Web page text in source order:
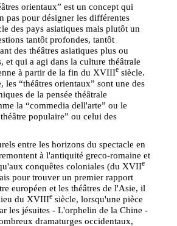
orientaux” est un concept qui
pas pour désigner les différentes
des pays asiatiques mais plutôt un
tantôt profondes, tantôt
des théâtres asiatiques plus ou
et qui a agi dans la culture théâtrale
à partir de la fin du XVIIIe siècle.
les “théâtres orientaux” sont une des
de la pensée théâtrale
la “commedia dell'arte” ou le
populaire” ou celui des
entre les horizons du spectacle en
à l'antiquité greco-romaine et
conquêtes coloniales (du XVIIe
pour trouver un premier rapport
européen et les théâtres de l'Asie, il
du XVIIIe siècle, lorsqu'une pièce
les jésuites - L'orphelin de la Chine -
dramaturges occidentaux,